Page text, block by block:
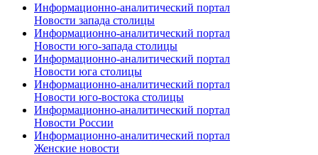
Информационно-аналитический портал
Новости запада столицы
Информационно-аналитический портал
Новости юго-запада столицы
Информационно-аналитический портал
Новости юга столицы
Информационно-аналитический портал
Новости юго-востока столицы
Информационно-аналитический портал
Новости России
Информационно-аналитический портал
Женские новости